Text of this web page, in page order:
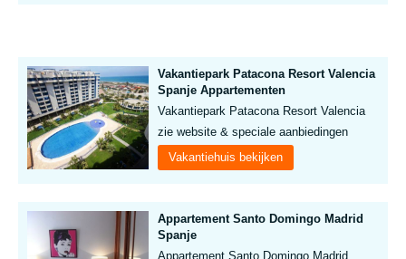
Vakantiepark Patacona Resort Valencia
Spanje Appartementen
Vakantiepark Patacona Resort Valencia
zie website & speciale aanbiedingen
Vakantiehuis bekijken
Appartement Santo Domingo Madrid
Spanje
Appartement Santo Domingo Madrid